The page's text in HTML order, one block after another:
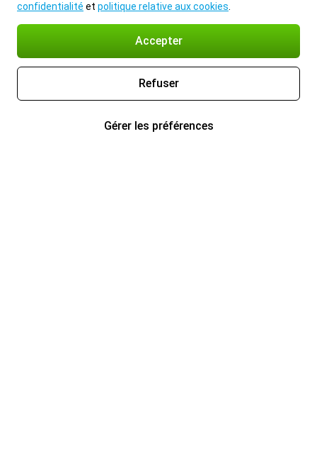
confidentialité et politique relative aux cookies
Accepter
Refuser
Gérer les préférences